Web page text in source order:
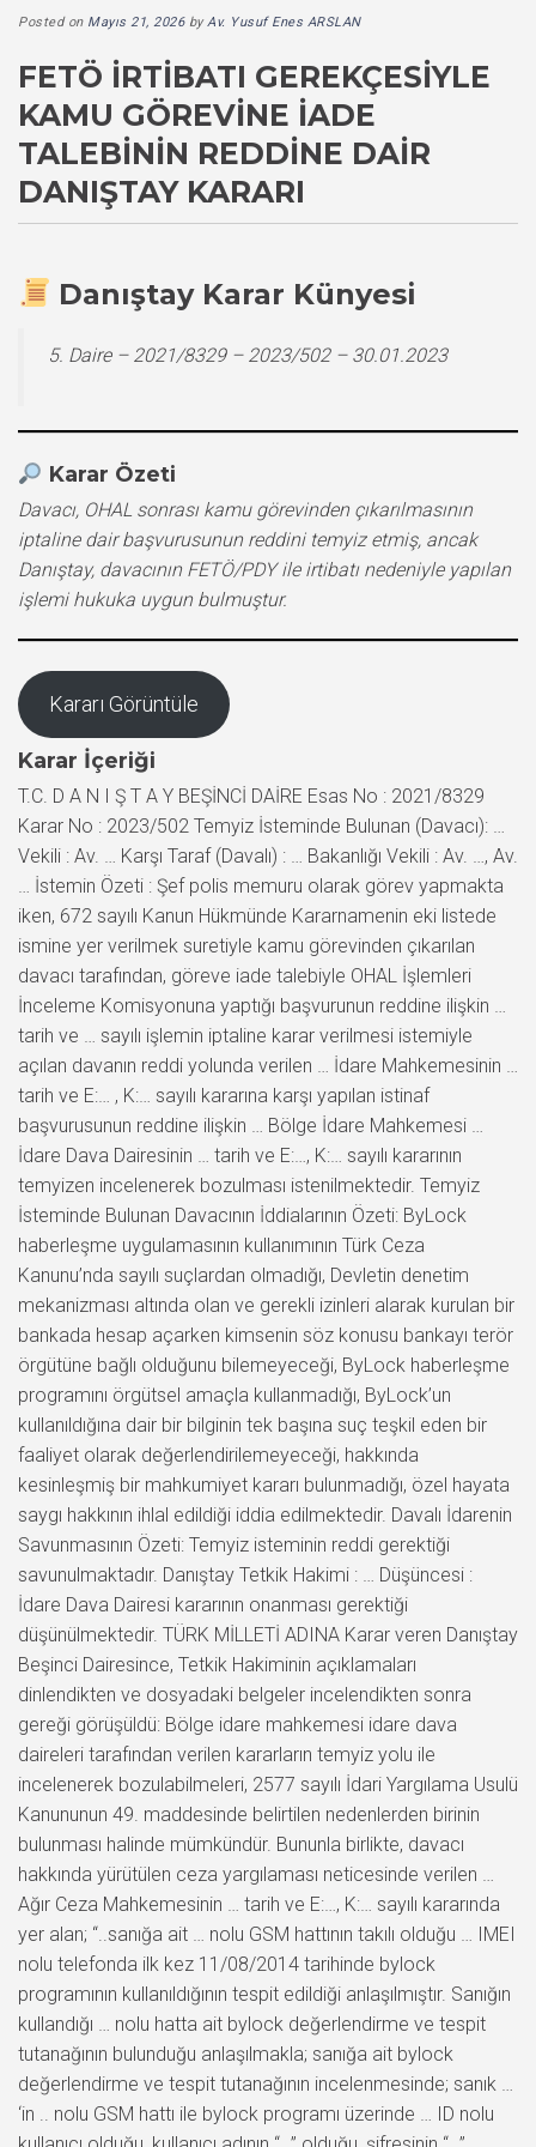
Posted on Mayıs 21, 2026byAv. Yusuf Enes ARSLAN
FETÖ İRTIBATI GEREKÇESIYLE
KAMU GÖREVINE İADE
TALEBININ REDDINE DAIR
DANIŞTAY KARARI
Danıştay Karar Künyesi
5. Daire – 2021/8329 – 2023/502 – 30.01.2023
Karar Özeti
Davacı, OHAL sonrası kamu görevinden çıkarılmasının
iptaline dair başvurusunun reddini temyiz etmiş, ancak
Danıştay, davacının FETÖ/PDY ile irtibatı nedeniyle yapılan
işlemi hukuka uygun bulmuştur.
Kararı Görüntüle
Karar İçeriği
T.C. D A N I Ş T A Y BEŞİNCİ DAİRE Esas No : 2021/8329
Karar No : 2023/502 Temyiz İsteminde Bulunan (Davacı): …
Vekili : Av. … Karşı Taraf (Davalı) : … Bakanlığı Vekili : Av. …, Av.
… İstemin Özeti : Şef polis memuru olarak görev yapmakta
iken, 672 sayılı Kanun Hükmünde Kararnamenin eki listede
ismine yer verilmek suretiyle kamu görevinden çıkarılan
davacı tarafından, göreve iade talebiyle OHAL İşlemleri
İnceleme Komisyonuna yaptığı başvurunun reddine ilişkin …
tarih ve … sayılı işlemin iptaline karar verilmesi istemiyle
açılan davanın reddi yolunda verilen … İdare Mahkemesinin …
tarih ve E:… , K:… sayılı kararına karşı yapılan istinaf
başvurusunun reddine ilişkin … Bölge İdare Mahkemesi …
İdare Dava Dairesinin … tarih ve E:…, K:… sayılı kararının
temyizen incelenerek bozulması istenilmektedir. Temyiz
İsteminde Bulunan Davacının İddialarının Özeti: ByLock
haberleşme uygulamasının kullanımının Türk Ceza
Kanunu’nda sayılı suçlardan olmadığı, Devletin denetim
mekanizması altında olan ve gerekli izinleri alarak kurulan bir
bankada hesap açarken kimsenin söz konusu bankayı terör
örgütüne bağlı olduğunu bilemeyeceği, ByLock haberleşme
programını örgütsel amaçla kullanmadığı, ByLock’un
kullanıldığına dair bir bilginin tek başına suç teşkil eden bir
faaliyet olarak değerlendirilemeyeceği, hakkında
kesinleşmiş bir mahkumiyet kararı bulunmadığı, özel hayata
saygı hakkının ihlal edildiği iddia edilmektedir. Davalı İdarenin
Savunmasının Özeti: Temyiz isteminin reddi gerektiği
savunulmaktadır. Danıştay Tetkik Hakimi : … Düşüncesi :
İdare Dava Dairesi kararının onanması gerektiği
düşünülmektedir. TÜRK MİLLETİ ADINA Karar veren Danıştay
Beşinci Dairesince, Tetkik Hakiminin açıklamaları
dinlendikten ve dosyadaki belgeler incelendikten sonra
gereği görüşüldü: Bölge idare mahkemesi idare dava
daireleri tarafından verilen kararların temyiz yolu ile
incelenerek bozulabilmeleri, 2577 sayılı İdari Yargılama Usulü
Kanununun 49. maddesinde belirtilen nedenlerden birinin
bulunması halinde mümkündür. Bununla birlikte, davacı
hakkında yürütülen ceza yargılaması neticesinde verilen …
Ağır Ceza Mahkemesinin … tarih ve E:…, K:… sayılı kararında
yer alan; “..sanığa ait … nolu GSM hattının takılı olduğu … IMEI
nolu telefonda ilk kez 11/08/2014 tarihinde bylock
programının kullanıldığının tespit edildiği anlaşılmıştır. Sanığın
kullandığı … nolu hatta ait bylock değerlendirme ve tespit
tutanağının bulunduğu anlaşılmakla; sanığa ait bylock
değerlendirme ve tespit tutanağının incelenmesinde; sanık …
‘in .. nolu GSM hattı ile bylock programı üzerinde … ID nolu